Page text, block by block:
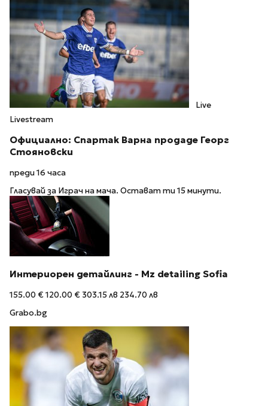
Live
Livestream
Официално: Спартак Варна продаде Георг
Стояновски
преди 16 часа
Гласувай за Играч на мача. Остават ти 15 минути.
Интериорен детайлинг - Mz detailing Sofia
155.00 €120.00 € 303.15 лв 234.70 лв
Grabo.bg